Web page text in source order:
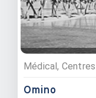
Médical,
Omino